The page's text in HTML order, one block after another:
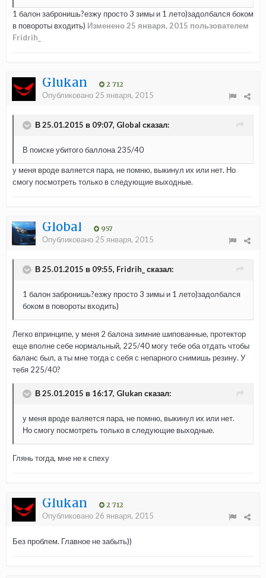
1 балон забронишь?езжу просто 3 зимы и 1 лето)задолбался боком
в повороты входить) Изменено25 января, 2015 пользователем
Fridrih_
Glukan 2 712
Опубликовано 25 января, 2015
В 25.01.2015 в 09:07, Global сказал:
В поиске убитого баллона 235/40
у меня вроде валяется пара, не помню, выкинул их или нет. Но
смогу посмотреть только в следующие выходные.
Global 957
Опубликовано 25 января, 2015
В 25.01.2015 в 09:55, Fridrih_ сказал:
1 балон забронишь?езжу просто 3 зимы и 1 лето)задолбался
боком в повороты входить)
Легко впринципе, у меня 2 балона зимние шипованные, протектор
еще вполне себе нормальный, 225/40 могу тебе оба отдать чтобы
баланс был, а ты мне тогда с себя с непарного снимишь резину. У
тебя 225/40?
В 25.01.2015 в 16:17, Glukan сказал:
у меня вроде валяется пара, не помню, выкинул их или нет.
Но смогу посмотреть только в следующие выходные.
Глянь тогда, мне не к спеху
Glukan 2 712
Опубликовано 26 января, 2015
Без проблем. Главное не забыть))